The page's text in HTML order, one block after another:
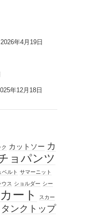
2026年4月19日
年12月18日
カットソー カ
ョパンツ
ベルト サマーニット
ウス ショルダー シー
ート スカー
タンクトップ